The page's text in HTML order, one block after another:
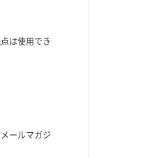
は使用でき
ールマガジ